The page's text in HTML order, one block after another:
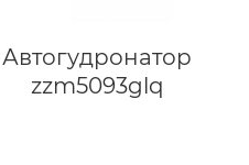
Автогудронатор
zzm5093glq